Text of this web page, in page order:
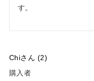
す。
Chi
2
購入者